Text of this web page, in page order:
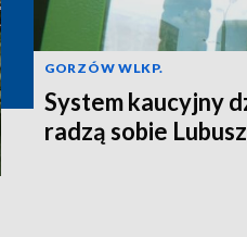
GORZÓW WLKP.
System kaucyjny
radzą sobie